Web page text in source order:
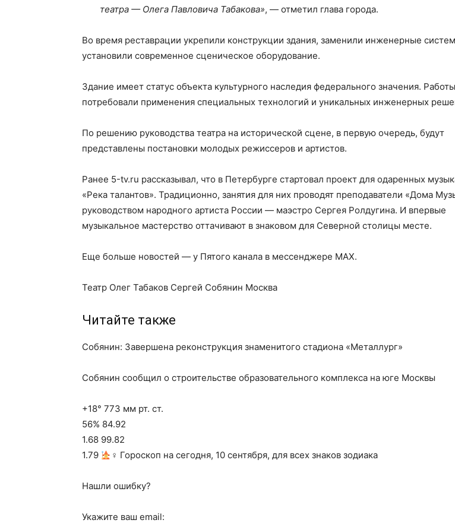
театра — Олега Павловича Табакова», — отметил глава города.
Во время реставрации укрепили конструкции здания, заменили инженерные
установили современное сценическое оборудование.
Здание имеет статус объекта культурного наследия федерального значения. Работы
потребовали применения специальных технологий и уникальных инженерных
По решению руководства театра на исторической сцене, в первую очередь, будут
представлены постановки молодых режиссеров и артистов.
Ранее 5-tv.ru рассказывал, что в Петербурге стартовал проект для одаренных
«Река талантов». Традиционно, занятия для них проводят преподаватели «Дома
руководством народного артиста России — маэстро Сергея Ролдугина. И впервые
музыкальное мастерство оттачивают в знаковом для Северной столицы месте.
Еще больше новостей — у Пятого канала в мессенджере MAX.
Театр Олег Табаков Сергей Собянин Москва
Читайте также
Собянин: Завершена реконструкция знаменитого стадиона «Металлург»
Собянин сообщил о строительстве образовательного комплекса на юге Москвы
+18° 773 мм рт. ст.
56% 84.92
1.68 99.82
1.79
‍♀ Гороскоп на сегодня, 10 сентября, для всех знаков зодиака
Нашли ошибку?
Укажите ваш email: